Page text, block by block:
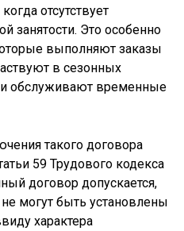
отсутствует
занятости. Это особенно
выполняют заказы
в сезонных
обслуживают временные
такого договора
59 Трудового кодекса
договор допускается,
могут быть установлены
характера